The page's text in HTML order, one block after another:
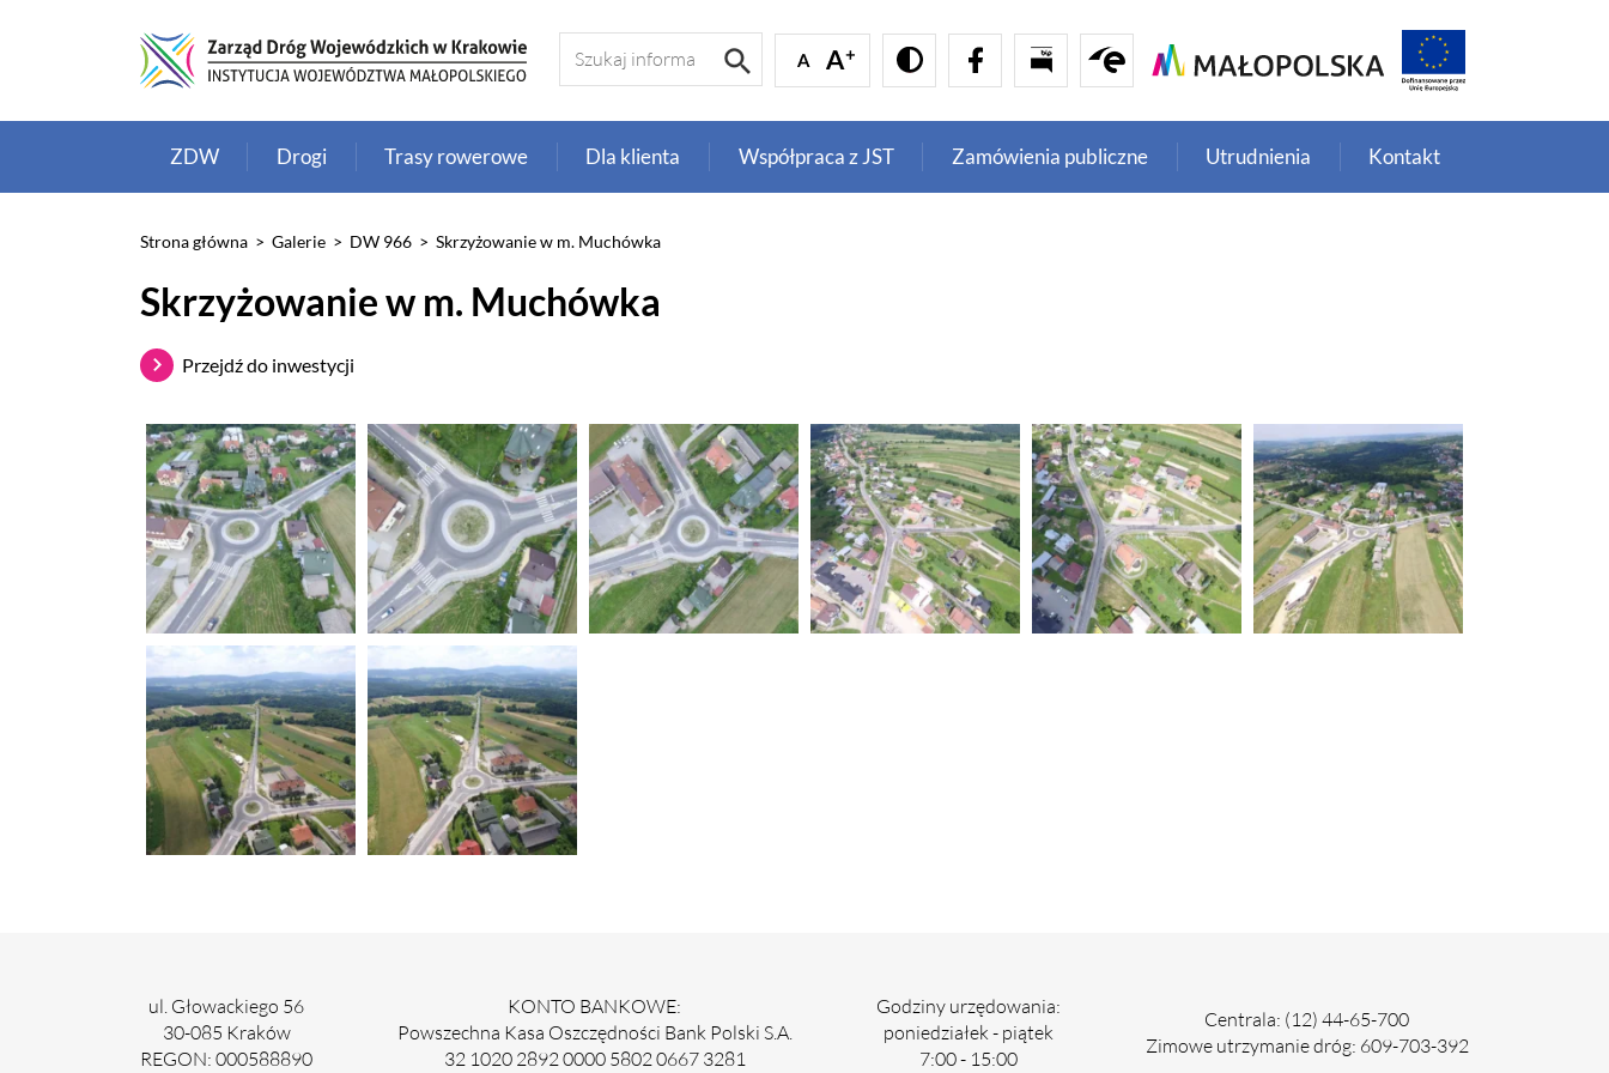
ZDW Drogi Trasy rowerowe Dla klienta Współpraca z JST Zamówienia publiczne Utrudnienia Kontakt
Strona główna > Galerie > DW 966 > Skrzyżowanie w m. Muchówka
Skrzyżowanie w m. Muchówka
Przejdź do inwestycji
ul. Głowackiego 56
30-085 Kraków
REGON: 000588890
KONTO BANKOWE:
Powszechna Kasa Oszczędności Bank Polski S.A.
32 1020 2892 0000 5802 0667 3281
Godziny urzędowania:
poniedziałek - piątek
7:00 - 15:00
Centrala: (12) 44-65-700
Zimowe utrzymanie dróg: 609-703-392